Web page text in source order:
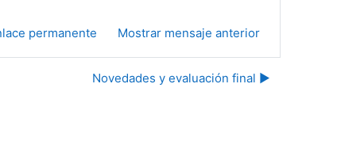
permanente
Mostrar mensaje anterior
Novedades y evaluación final ▶︎